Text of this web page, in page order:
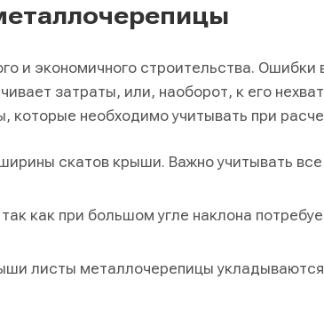
и экономичного строительства. Ошибки
затраты, или, наоборот, к его
которые необходимо учитывать при
скатов крыши. Важно учитывать
как при большом угле наклона
листы металлочерепицы